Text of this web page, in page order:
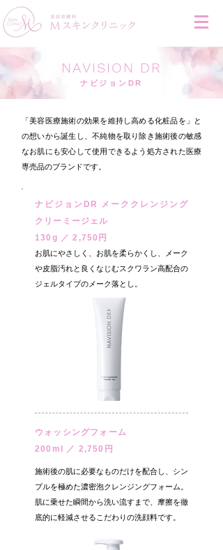
NAVISION DR
ナビジョンDR
「美容医療施術の効果を維持し高める化粧品を」と
の想いから誕生し、不純物を取り除き施術後の敏感
なお肌にも安心して使用できるよう処方された医療
専売品のブランドです。
ナビジョンDR メーククレンジング
クリーミージェル
130g ／ 2,750円
お肌にやさしく、お肌を柔らかくし、メーク
や皮脂汚れと良くなじむスクワラン高配合の
ジェルタイプのメーク落とし。
ウォッシングフォーム
200ml ／ 2,750円
施術後の肌に必要なものだけを配合し、シン
プルを極めた濃密泡クレンジングフォーム。
肌に乗せた瞬間から洗い流すまで、摩擦を徹
底的に軽減させるこだわりの洗顔料です。